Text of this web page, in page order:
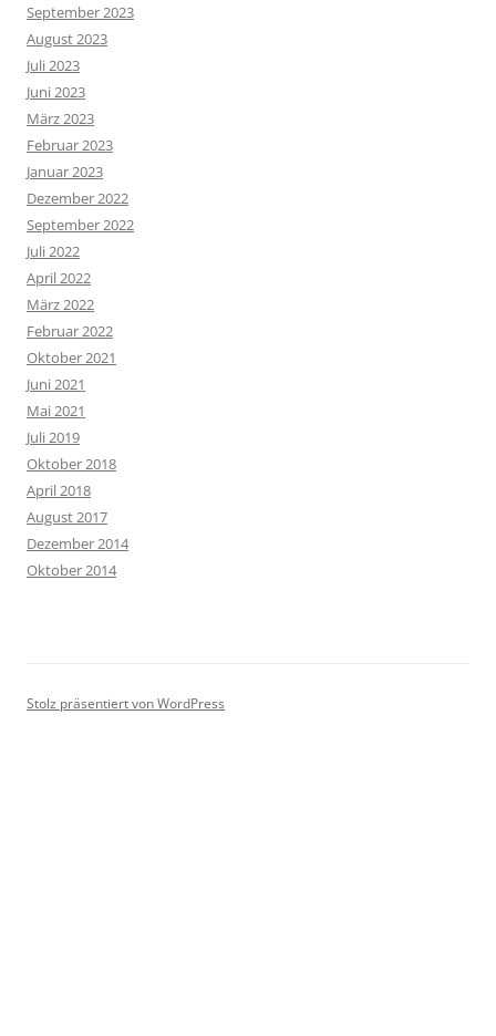
September 2023
August 2023
Juli 2023
Juni 2023
März 2023
Februar 2023
Januar 2023
Dezember 2022
September 2022
Juli 2022
April 2022
März 2022
Februar 2022
Oktober 2021
Juni 2021
Mai 2021
Juli 2019
Oktober 2018
April 2018
August 2017
Dezember 2014
Oktober 2014
Stolz präsentiert von WordPress